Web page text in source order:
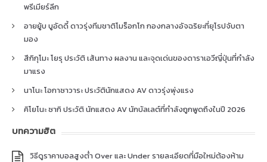
พรีเมียร์ลีก
อายยู้บ บูอัดดี้ ดาวรุ่งทีมชาติโมร็อกโก กองกลางอัจฉริยะที่ยุโรปจับตา
มอง
สึกิกุโมะ โยรุ ประวัติ เส้นทาง ผลงาน และจุดเด่นของดาราเอวีญี่ปุ่นที่กำลัง
มาแรง
นาโนะ โอกาซาวาระ ประวัตินักแสดง AV ดาวรุ่งพุ่งแรง
คิโยโนะ ซากิ ประวัติ นักแสดง AV นักบัลเลต์ที่กำลังถูกพูดถึงในปี 2026
บทความฮิต
วิธีดูราคาบอลสูงต่ำ Over และ Under รายละเอียดที่มือใหม่ต้องห้าม